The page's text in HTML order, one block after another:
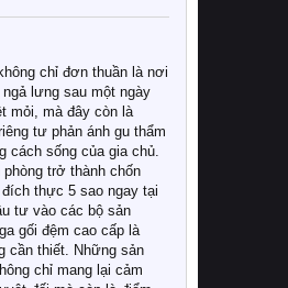
chỉ đơn thuần là nơi
lưng sau một ngày
mỏi, mà đây còn là
tư phản ánh gu thẩm
cách sống của gia chủ.
trở thành chốn
thực 5 sao ngay tại
tư vào các bộ sản
gối đệm cao cấp là
cần thiết. Những sản
chỉ mang lại cảm